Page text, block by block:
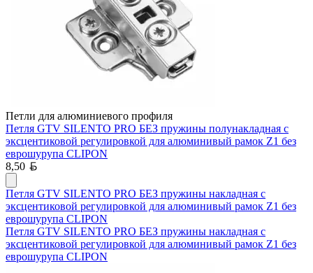
Петли для алюминиевого профиля
Петля GTV SILENTO PRO БЕЗ пружины полунакладная с
эксцентиковой регулировкой для алюминивый рамок Z1 без
еврошурупа CLIPON
8,50
Петля GTV SILENTO PRO БЕЗ пружины накладная с
эксцентиковой регулировкой для алюминивый рамок Z1 без
еврошурупа CLIPON
Петля GTV SILENTO PRO БЕЗ пружины накладная с
эксцентиковой регулировкой для алюминивый рамок Z1 без
еврошурупа CLIPON